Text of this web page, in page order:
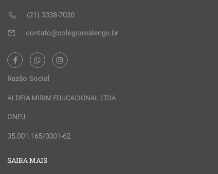
(21) 3338-7030
contato@colegiorealengo.br
Razão Social
ALDEIA MIRIM EDUCACIONAL LTDA
CNPJ
35.001.165/0001-62
SAIBA MAIS